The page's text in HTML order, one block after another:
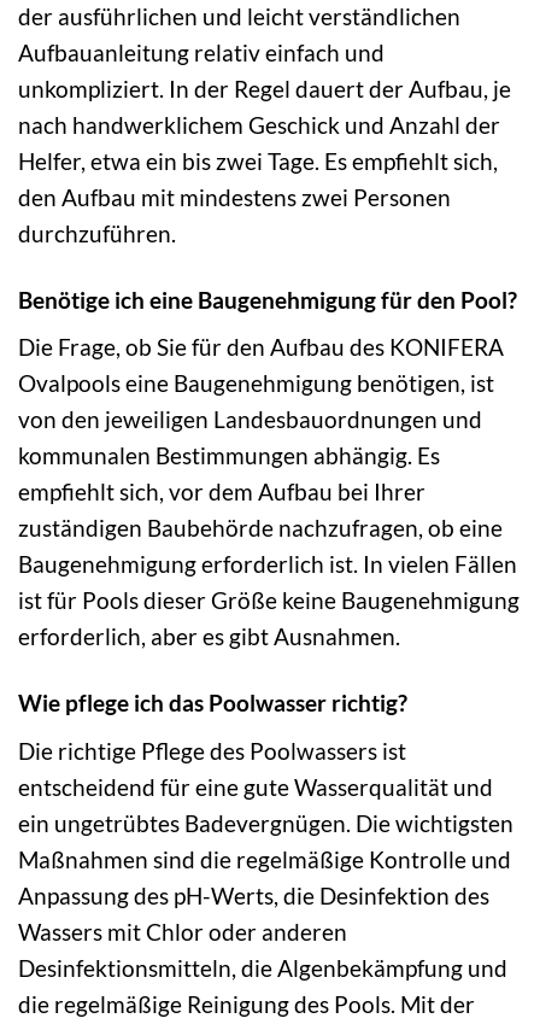
der ausführlichen und leicht verständlichen
Aufbauanleitung relativ einfach und
unkompliziert. In der Regel dauert der Aufbau, je
nach handwerklichem Geschick und Anzahl der
Helfer, etwa ein bis zwei Tage. Es empfiehlt sich,
den Aufbau mit mindestens zwei Personen
durchzuführen.
Benötige ich eine Baugenehmigung für den Pool?
Die Frage, ob Sie für den Aufbau des KONIFERA
Ovalpools eine Baugenehmigung benötigen, ist
von den jeweiligen Landesbauordnungen und
kommunalen Bestimmungen abhängig. Es
empfiehlt sich, vor dem Aufbau bei Ihrer
zuständigen Baubehörde nachzufragen, ob eine
Baugenehmigung erforderlich ist. In vielen Fällen
ist für Pools dieser Größe keine Baugenehmigung
erforderlich, aber es gibt Ausnahmen.
Wie pflege ich das Poolwasser richtig?
Die richtige Pflege des Poolwassers ist
entscheidend für eine gute Wasserqualität und
ein ungetrübtes Badevergnügen. Die wichtigsten
Maßnahmen sind die regelmäßige Kontrolle und
Anpassung des pH-Werts, die Desinfektion des
Wassers mit Chlor oder anderen
Desinfektionsmitteln, die Algenbekämpfung und
die regelmäßige Reinigung des Pools. Mit der